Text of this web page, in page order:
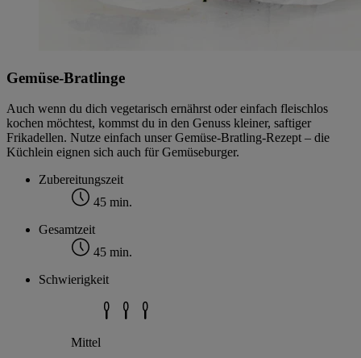
Gemüse-Bratlinge
Auch wenn du dich vegetarisch ernährst oder einfach fleischlos
kochen möchtest, kommst du in den Genuss kleiner, saftiger
Frikadellen. Nutze einfach unser Gemüse-Bratling-Rezept – die
Küchlein eignen sich auch für Gemüseburger.
Zubereitungszeit
45 min.
Gesamtzeit
45 min.
Schwierigkeit
Mittel